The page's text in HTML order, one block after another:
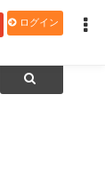
ログイン